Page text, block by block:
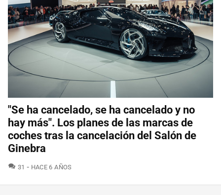
"Se ha cancelado, se ha cancelado y no
hay más". Los planes de las marcas de
coches tras la cancelación del Salón de
Ginebra
31 COMENTARIOS
HACE 6 AÑOS